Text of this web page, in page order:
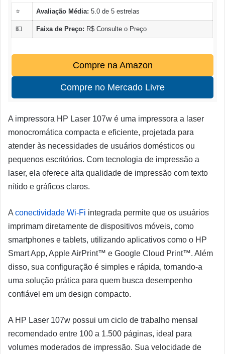
⭐ Avaliação Média: 5.0 de 5 estrelas
💵 Faixa de Preço: R$ Consulte o Preço
Compre na Amazon
Compre no Mercado Livre
A impressora HP Laser 107w é uma impressora a laser
monocromática compacta e eficiente, projetada para
atender às necessidades de usuários domésticos ou
pequenos escritórios. Com tecnologia de impressão a
laser, ela oferece alta qualidade de impressão com texto
nítido e gráficos claros.
A conectividade Wi-Fi integrada permite que os usuários
imprimam diretamente de dispositivos móveis, como
smartphones e tablets, utilizando aplicativos como o HP
Smart App, Apple AirPrint™ e Google Cloud Print™. Além
disso, sua configuração é simples e rápida, tornando-a
uma solução prática para quem busca desempenho
confiável em um design compacto.
A HP Laser 107w possui um ciclo de trabalho mensal
recomendado entre 100 a 1.500 páginas, ideal para
volumes moderados de impressão. Sua velocidade de